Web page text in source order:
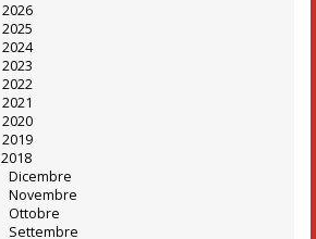
2026
2025
2024
2023
2022
2021
2020
2019
2018
Dicembre
Novembre
Ottobre
Settembre